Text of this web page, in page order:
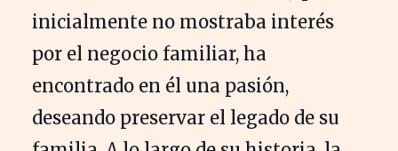
inicialmente no mostraba interés
por el negocio familiar, ha
encontrado en él una pasión,
deseando preservar el legado de su